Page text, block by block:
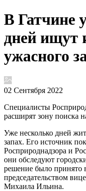
В Гатчине
дней ищут
ужасного
02 Сентября 2022
Специалисты
расширят зону поиска
Уже несколько дней
запах. Его источник
Росприроднадзора и
они обследуют
решение было принято
председательством
Михаила Ильина.